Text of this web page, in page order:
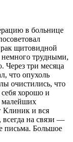
в больнице
щитовидной
трудными,
Через три месяца
что опухоль
очистились, что
хорошо и
малейших
Клиник и вся
всегда на связи —
письма. Большое